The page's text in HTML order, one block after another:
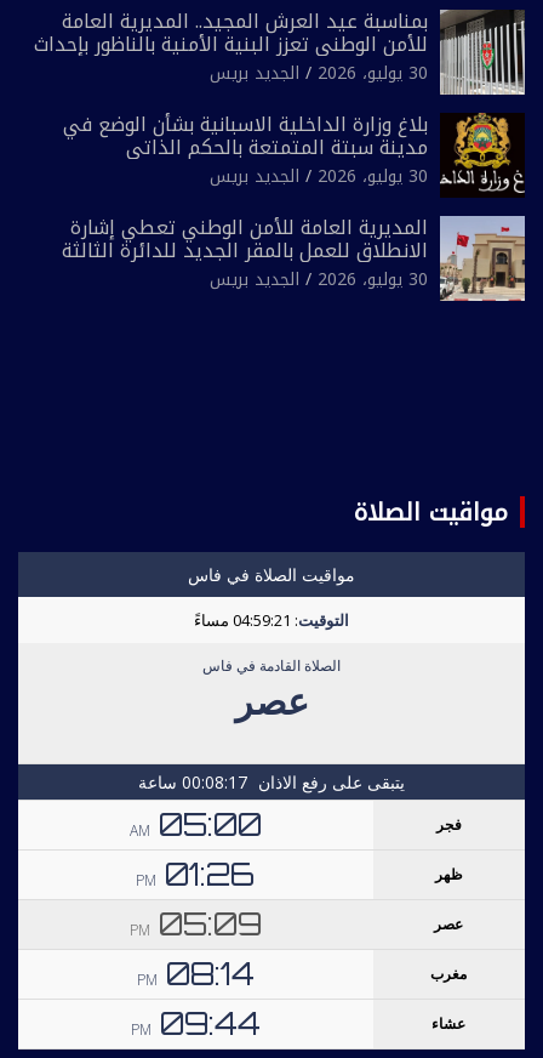
بمناسبة عيد العرش المجيد.. المديرية العامة
للأمن الوطني تعزز البنية الأمنية بالناظور بإحداث
فرقتين جديدتين
30 يوليو، 2026 الجديد بريس
بلاغ وزارة الداخلية الاسبانية بشأن الوضع في
مدينة سبتة المتمتعة بالحكم الذاتي
30 يوليو، 2026 الجديد بريس
المديرية العامة للأمن الوطني تعطي إشارة
الانطلاق للعمل بالمقر الجديد للدائرة الثالثة
للشرطة بولاية أمن العيون
30 يوليو، 2026 الجديد بريس
مواقيت الصلاة